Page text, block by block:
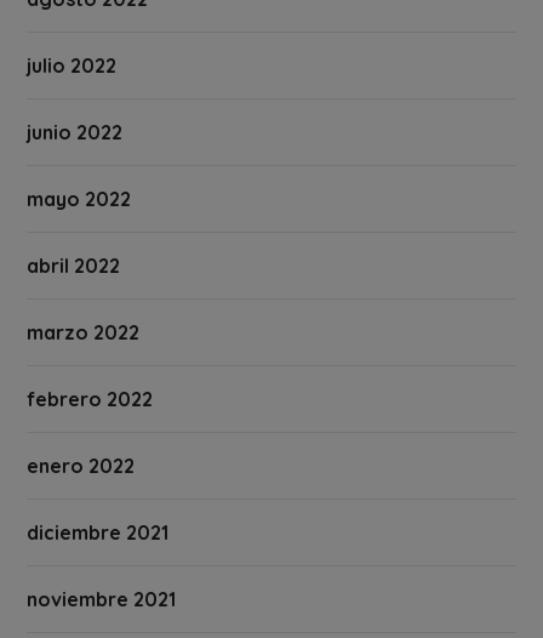
julio 2022
junio 2022
mayo 2022
abril 2022
marzo 2022
febrero 2022
enero 2022
diciembre 2021
noviembre 2021